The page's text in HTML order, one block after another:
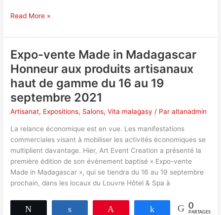
FOFIFA
la
qualité
physico-
chimique
du
cru
sur
Antananarivo
4
Read More »
Expo-vente Made in Madagascar
Honneur aux produits artisanaux
haut de gamme du 16 au 19
septembre 2021
Artisanat, Expositions, Salons,Vita malagasy / Paraltanadmin
La relance économique est en vue. Les manifestations
commerciales visant à mobiliser les activités économiques se
multiplient davantage. Hier, Art Event Creation a présenté la
première édition de son événement baptisé « Expo-vente
Made in Madagascar », qui se tiendra du 16 au 19 septembre
prochain, dans les locaux du Louvre Hôtel & Spa à
Partagez 0
PARTAGES